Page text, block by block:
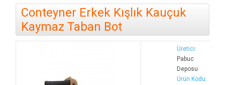
Conteyner Erkek Kışlık Kauçuk
Kaymaz Taban Bot
Üretici:
Pabuc
Deposu
Ürün Kodu: